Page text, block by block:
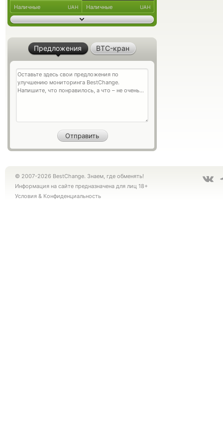
Наличные UAH Наличные UAH
Предложения BTC-кран
© 2007-2026 BestChange. Знаем, где обменять!
Информация на сайте предназначена для лиц 18+
Условия & Конфиденциальность